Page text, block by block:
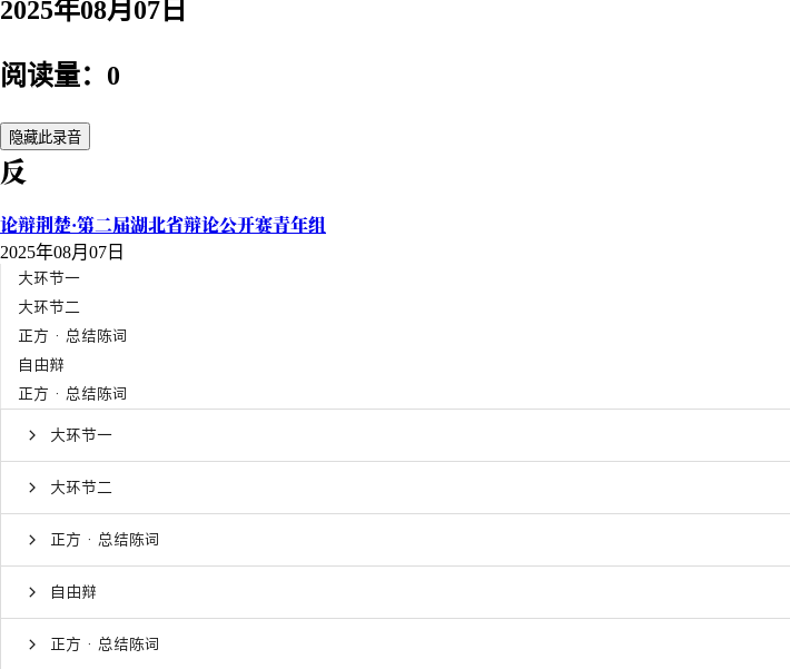
2025年08月07日
阅读量：0
隐藏此录音
反
论辩荆楚·第二届湖北省辩论公开赛青年组
2025年08月07日
大环节一
大环节二
正方 · 总结陈词
自由辩
正方 · 总结陈词
大环节一
大环节二
正方 · 总结陈词
自由辩
正方 · 总结陈词